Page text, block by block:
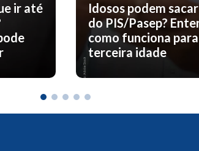
ir até
Idosos podem
do PIS/Pasep?
como funciona
terceira idade